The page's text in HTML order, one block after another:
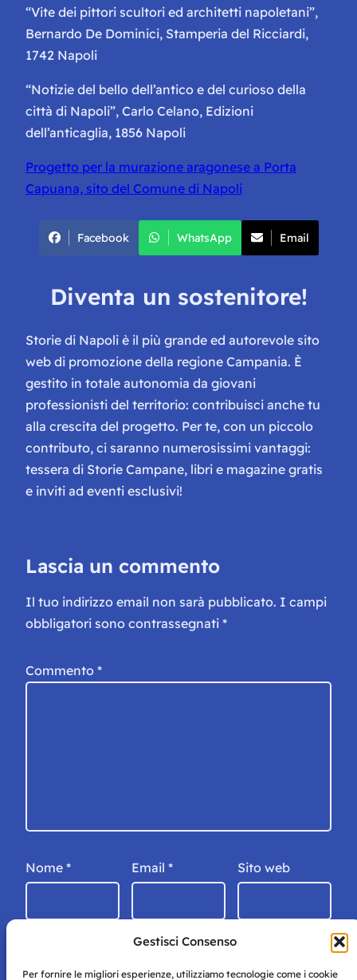
Gestisci Consenso
Per fornire le migliori esperienze, utilizziamo tecnologie come i cookie
“Vite dei pittori scultori ed architetti napoletani”,
Bernardo De Dominici, Stamperia del Ricciardi,
1742 Napoli
“Notizie del bello dell’antico e del curioso della
città di Napoli”, Carlo Celano, Edizioni
dell’anticaglia, 1856 Napoli
Progetto per la murazione aragonese a Porta
Capuana, sito del Comune di Napoli
Facebook WhatsApp Email
Diventa un sostenitore!
Storie di Napoli è il più grande ed autorevole sito
web di promozione della regione Campania. È
gestito in totale autonomia da giovani
professionisti del territorio: contribuisci anche tu
alla crescita del progetto. Per te, con un piccolo
contributo, ci saranno numerosissimi vantaggi:
tessera di Storie Campane, libri e magazine gratis
e inviti ad eventi esclusivi!
Lascia un commento
Il tuo indirizzo email non sarà pubblicato. I campi
obbligatori sono contrassegnati *
Commento *
Nome * Email * Sito web